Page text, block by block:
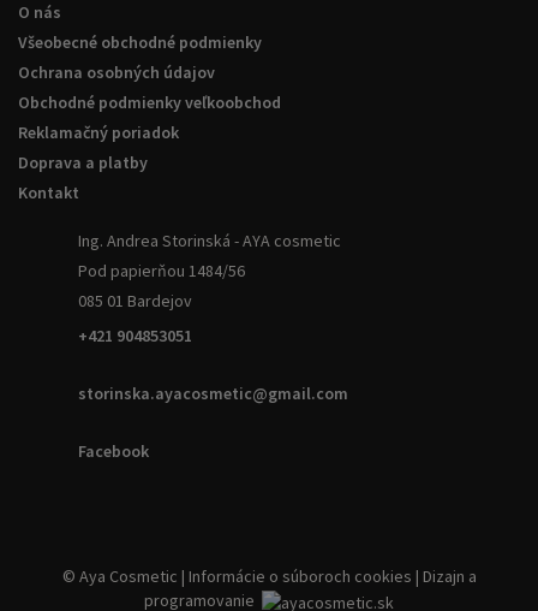
O nás
Všeobecné obchodné podmienky
Ochrana osobných údajov
Obchodné podmienky veľkoobchod
Reklamačný poriadok
Doprava a platby
Kontakt
Ing. Andrea Storinská - AYA cosmetic
Pod papierňou 1484/56
085 01 Bardejov
+421 904853051
storinska.ayacosmetic@gmail.com
Facebook
© Aya Cosmetic | Informácie o súboroch cookies | Dizajn a
programovanie